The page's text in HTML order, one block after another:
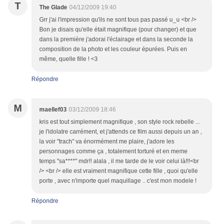
T The Glade 04/12/2009 19:40
Grr j'ai l'impression qu'ils ne sont tous pas passé u_u <br />
Bon je disais qu'elle était magnifique (pour changer) et que
dans la première j'adorai l'éclairage et dans la seconde la
composition de la photo et les couleur épurées. Puis en
même, quelle fille ! <3
Répondre
M maellef03 03/12/2009 18:46
kris est tout simplement magnifique , son style rock rebelle ...
je l'idolatre carrément, et j'attends ce film aussi depuis un an ,
la voir "trach" va énormément me plaire, j'adore les
personnages comme ça , totalement torturé et en meme
temps "sa****" mdr!! alala , il me tarde de le voir celui là!!!<br
/> <br /> elle est vraiment magnifique cette fille , quoi qu'elle
porte , avec n'importe quel maquillage .. c'est mon modele !
Répondre